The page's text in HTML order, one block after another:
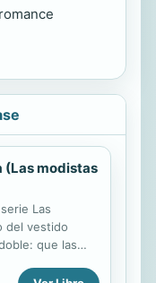
(Las modistas
Las
del vestido
que las